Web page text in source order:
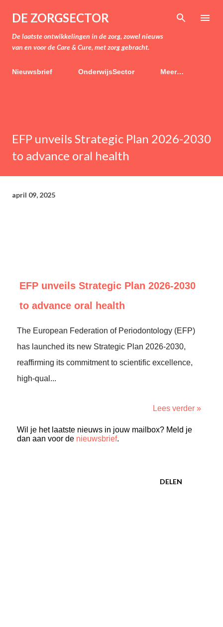
Doorgaan naar hoofdcontent
DE ZORGSECTOR
De laatste ontwikkelingen in de zorg, zowel nieuws
van en voor de Care & Cure, met zorg gebracht.
Nieuwsbrief OnderwijsSector Meer…
EFP unveils Strategic Plan 2026-2030
to advance oral health
april 09, 2025
EFP unveils Strategic Plan 2026-2030
to advance oral health
The European Federation of Periodontology (EFP)
has launched its new Strategic Plan 2026-2030,
reaffirming its commitment to scientific excellence,
high-qual...
Lees verder »
Wil je het laatste nieuws in jouw mailbox? Meld je
dan aan voor de nieuwsbrief.
DELEN